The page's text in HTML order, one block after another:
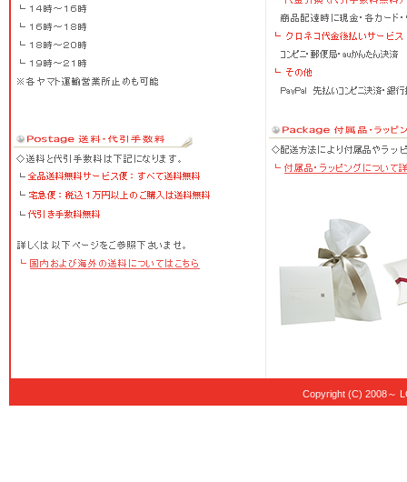
Copyright (C) 2008～